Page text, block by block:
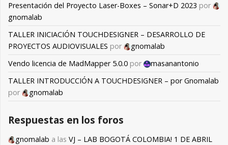
Presentación del Proyecto Laser-Boxes – Sonar+D 2023 por
gnomalab
TALLER INICIACIÓN TOUCHDESIGNER – DESARROLLO DE
PROYECTOS AUDIOVISUALES por
gnomalab
Vendo licencia de MadMapper 5.0.0 por
masanantonio
TALLER INTRODUCCIÓN A TOUCHDESIGNER – por Gnomalab
por
gnomalab
Respuestas en los foros
gnomalab a las VJ – LAB BOGOTÁ COLOMBIA! 1 DE ABRIL